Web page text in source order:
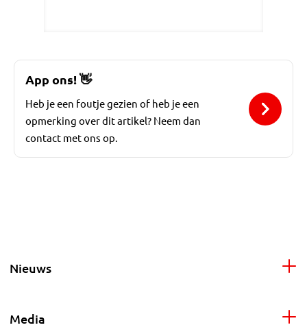
App ons!👋
Heb je een foutje gezien of heb je een
opmerking over dit artikel? Neem dan
contact met ons op.
Nieuws
Media